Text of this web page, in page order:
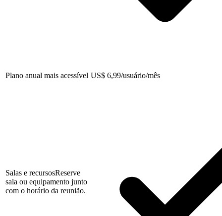
Plano anual mais acessível US$ 6,99/usuário/mês
Salas e recursosReserve
sala ou equipamento junto
com o horário da reunião.